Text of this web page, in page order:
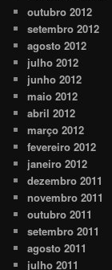
outubro 2012
setembro 2012
agosto 2012
julho 2012
junho 2012
maio 2012
abril 2012
março 2012
fevereiro 2012
janeiro 2012
dezembro 2011
novembro 2011
outubro 2011
setembro 2011
agosto 2011
julho 2011